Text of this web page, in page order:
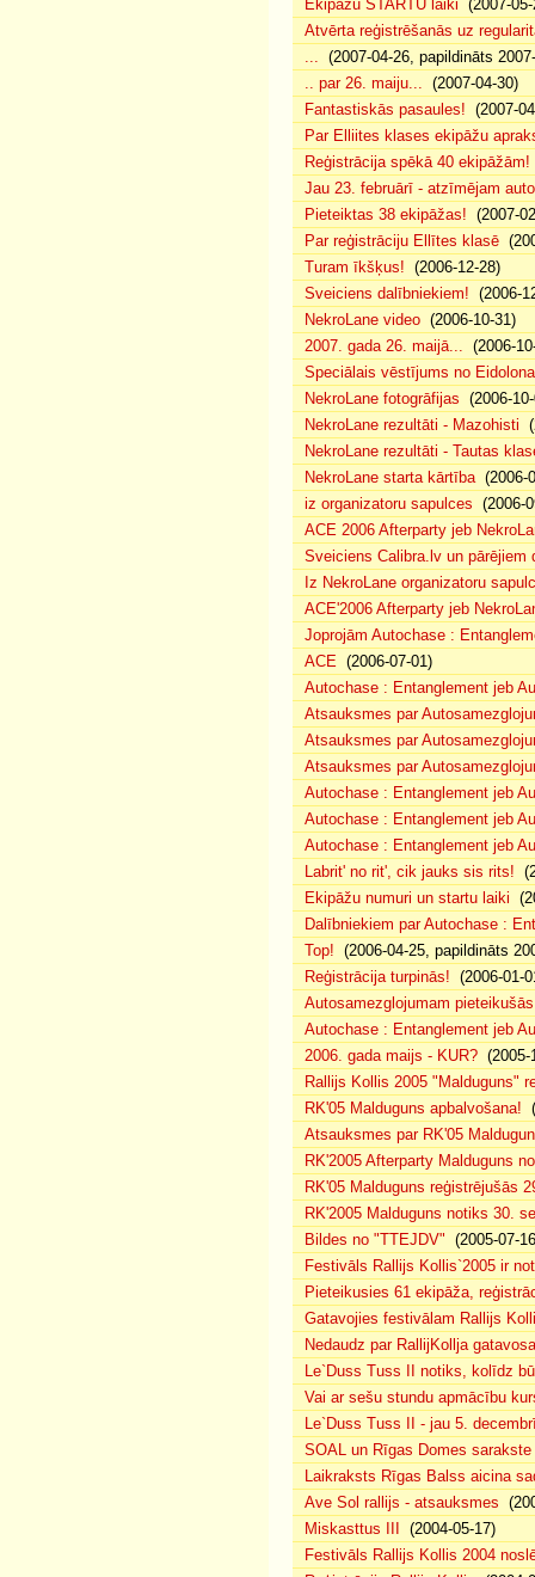
Ekipāžu STARTU laiki (2007-
Atvērta reģistrēšanās uz
... (2007-04-26, papildināts
.. par 26. maiju... (2007-04-30)
Fantastiskās pasaules! (2007-
Par Elliites klases ekipāžu
Reģistrācija spēkā 40 ekipāžām!
Jau 23. februārī - atzīmējam
Pieteiktas 38 ekipāžas! (2007-
Par reģistrāciju Ellītes klasē
Turam īkšķus! (2006-12-28)
Sveiciens dalībniekiem! (2006-
NekroLane video (2006-10-31)
2007. gada 26. maijā... (2006-
Speciālais vēstījums no Eidolona
NekroLane fotogrāfijas (2006-
NekroLane rezultāti - Mazohisti
NekroLane rezultāti - Tautas
NekroLane starta kārtība(2006-
iz organizatoru sapulces (2006-
ACE 2006 Afterparty jeb
Sveiciens Calibra.lv un pārējiem
Iz NekroLane organizatoru
ACE'2006 Afterparty jeb
Joprojām Autochase :
ACE (2006-07-01)
Autochase : Entanglement jeb
Atsauksmes par
Atsauksmes par
Atsauksmes par
Autochase : Entanglement jeb
Autochase : Entanglement jeb
Autochase : Entanglement jeb
Labrit' no rit', cik jauks sis rits!
Ekipāžu numuri un startu laiki
Dalībniekiem par Autochase :
Top! (2006-04-25, papildināts
Reģistrācija turpinās! (2006-01-
Autosamezglojumam
Autochase : Entanglement jeb
2006. gada maijs - KUR? (2005-
Rallijs Kollis 2005 "Malduguns"
RK'05 Malduguns apbalvošana!
Atsauksmes par RK'05
RK'2005 Afterparty Malduguns
RK'05 Malduguns reģistrējušās
RK'2005 Malduguns notiks 30.
Bildes no "TTEJDV" (2005-07-
Festivāls Rallijs Kollis`2005 ir
Pieteikusies 61 ekipāža,
Gatavojies festivālam Rallijs
Nedaudz par RallijKollja
Le`Duss Tuss II notiks, kolīdz
Vai ar sešu stundu apmācību
Le`Duss Tuss II - jau 5.
SOAL un Rīgas Domes
Laikraksts Rīgas Balss aicina
Ave Sol rallijs - atsauksmes
Miskasttus III
(2004-05-17)
Festivāls Rallijs Kollis 2004